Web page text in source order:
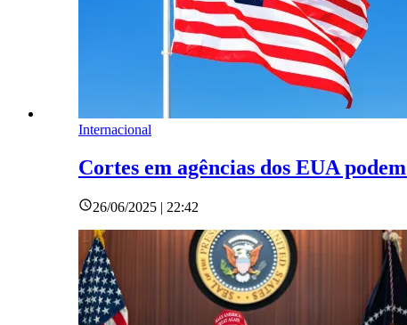
Internacional
Cortes em agências dos EUA
26/06/2025 | 22:42